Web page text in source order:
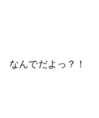
なんでだよっ？！